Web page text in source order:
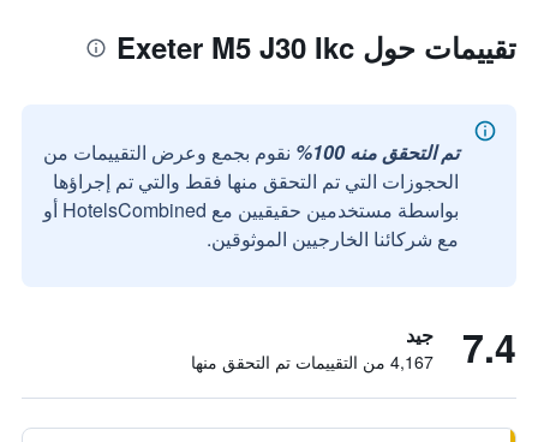
تقييمات حول Exeter M5 J30 Ikc
تم التحقق منه 100%
نقوم بجمع وعرض التقييمات من
الحجوزات التي تم التحقق منها فقط والتي تم إجراؤها
بواسطة مستخدمين حقيقيين مع HotelsCombined أو
مع شركائنا الخارجيين الموثوقين.
7.4 جيد
4,167 من التقييمات تم التحقق منها